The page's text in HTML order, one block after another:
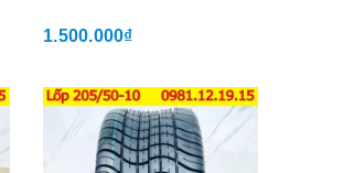
1.500.000₫